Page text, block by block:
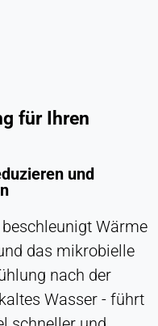
für Ihren
und
Wärme
das mikrobielle
nach der
Wasser - führt
und
und zur